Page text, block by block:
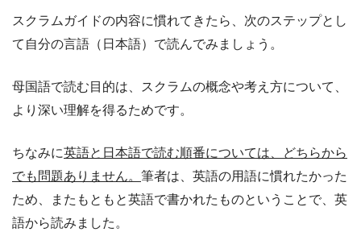
スクラムガイドの内容に慣れてきたら、次のステップとし
て自分の言語（日本語）で読んでみましょう。
母国語で読む目的は、スクラムの概念や考え方について、
より深い理解を得るためです。
ちなみに英語と日本語で読む順番については、どちらから
でも問題ありません。 筆者は、英語の用語に慣れたかった
ため、またもともと英語で書かれたものということで、英
語から読みました。